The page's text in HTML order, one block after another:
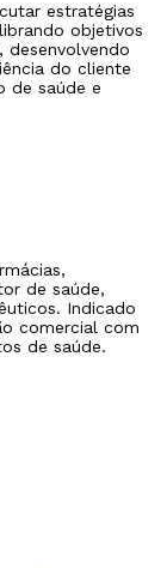
estratégias
objetivos
desenvolvendo
do cliente
de saúde e
de saúde,
Indicado
comercial com
de saúde.